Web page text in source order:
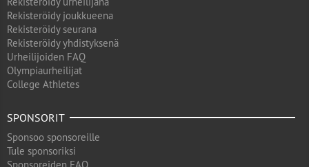
Rekisteröidy joukkueena
Rekisteröidy seurana
Rekisteröidy yhdistyksenä
Urheilijoiden FAQ
Olympiaurheilijat
College Athletes
SPONSORIT
Sponsoo sponsoreille
Tule sponsoriksi